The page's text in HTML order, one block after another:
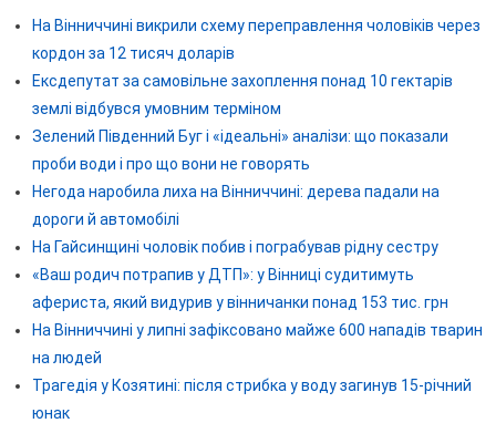
На Вінниччині викрили схему переправлення чоловіків через
кордон за 12 тисяч доларів
Ексдепутат за самовільне захоплення понад 10 гектарів
землі відбувся умовним терміном
Зелений Південний Буг і «ідеальні» аналізи: що показали
проби води і про що вони не говорять
Негода наробила лиха на Вінниччині: дерева падали на
дороги й автомобілі
На Гайсинщині чоловік побив і пограбував рідну сестру
«Ваш родич потрапив у ДТП»: у Вінниці судитимуть
афериста, який видурив у вінничанки понад 153 тис. грн
На Вінниччині у липні зафіксовано майже 600 нападів тварин
на людей
Трагедія у Козятині: після стрибка у воду загинув 15-річний
юнак